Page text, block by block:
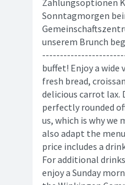
Sonntagmorgen
unserem Brunch
buffet! Enjoy a
fresh bread,
delicious carrot lax.
perfectly rounded
us, which is why we
also adapt the
price includes a
For additional
enjoy a Sunday